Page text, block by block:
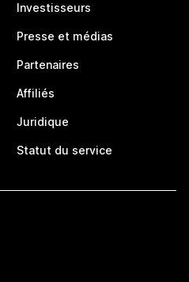
Investisseurs
Presse et médias
Partenaires
Affiliés
Juridique
Statut du service